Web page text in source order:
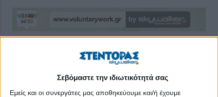
Σεβόμαστε την ιδιωτικότητά σας
Εμείς και οι συνεργάτες μας αποθηκεύουμε και/ή έχουμε
Πέμπτη, 06/08/202622:14:10